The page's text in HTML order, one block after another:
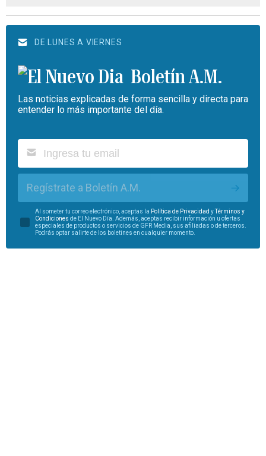
DE LUNES A VIERNES
Boletín A.M.
Las noticias explicadas de forma sencilla y directa para
entender lo más importante del día.
Regístrate a Boletín A.M.
Al someter tu correo electrónico, aceptas la Política de Privacidad y
Términos y
Condiciones de El Nuevo Día. Además, aceptas recibir información u ofertas
especiales de productos o servicios de GFR Media, sus afiliadas o de terceros.
Podrás optar salirte de los boletines en cualquier momento.